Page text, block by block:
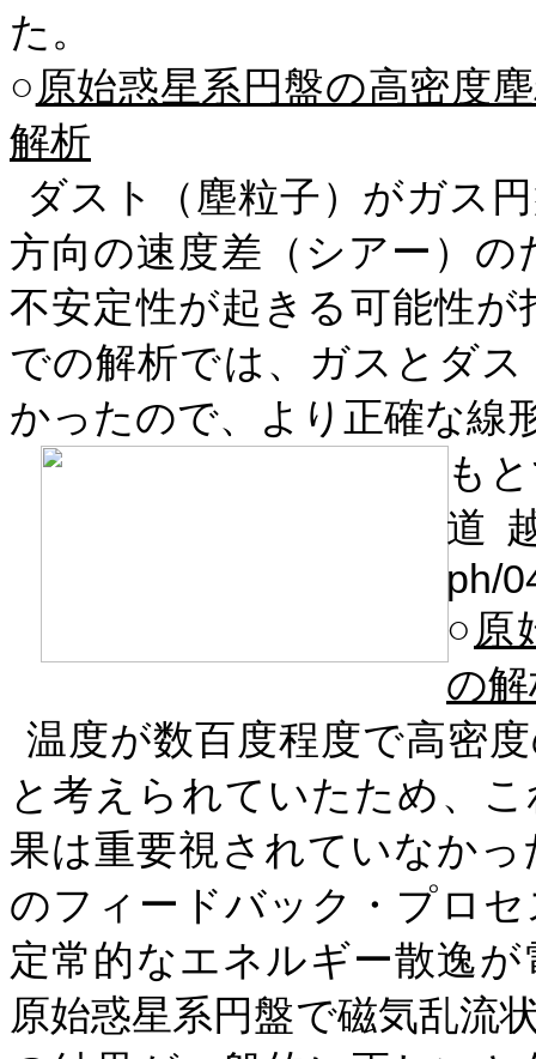
た。
○ 原始惑星系円盤の高密度
解析
ダスト（塵粒子）がガス
方向の速度差（シアー）
不安定性が起きる可能性
での解析では、ガスとダ
かったので、より正確な線
も
道
ph/
○ 原
の
温度が数百度程度で高密
と考えられていたため、
果は重要視されていなか
のフィードバック・プロ
定常的なエネルギー散逸
原始惑星系円盤で磁気乱流